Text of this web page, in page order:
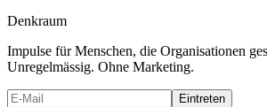
Denkraum
Impulse für Menschen, die Organisationen
Unregelmässig. Ohne Marketing.
Eintreten